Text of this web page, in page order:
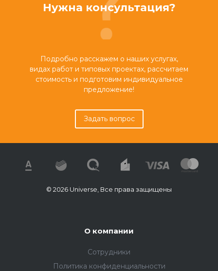
Нужна консультация?
Подробно расскажем о наших услугах,
видах работ и типовых проектах, рассчитаем
стоимость и подготовим индивидуальное
предложение!
Задать вопрос
© 2026 Universe, Все права защищены
О компании
Сотрудники
Политика конфиденциальности